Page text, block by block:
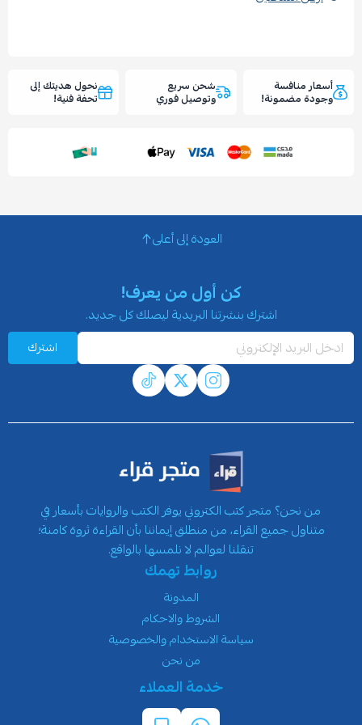
أسعار منافسة
وجودة مضمونة!
شحن سريع
وتوصيل فوري
نحول هديتك إلى
تحفة فنية!
العودة إلى أعلى
كن أول من يعرف!
اشترك بنشرتنا البريدية ليصلك كل جديد.
اشترك
من نحن؟ متجر كتب الكتروني يوفر الكتب والروايات بأسعار في
متناول جميع القراء، من منطلق إيماننا بأن القراءة ثروة كامنة؛
تنقلنا لعوالم لا نلمسها بالواقع.
روابط تهمك
المدونة
الشروط والاحكام
سياسة الاستخدام والخصوصية
من نحن
خدمة العملاء